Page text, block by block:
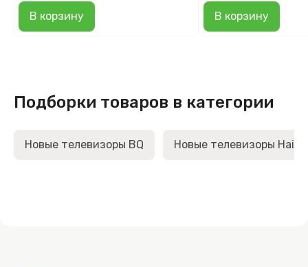
В корзину В корзину
Подборки товаров в категории
Новые телевизоры BQ Новые телевизоры Haier